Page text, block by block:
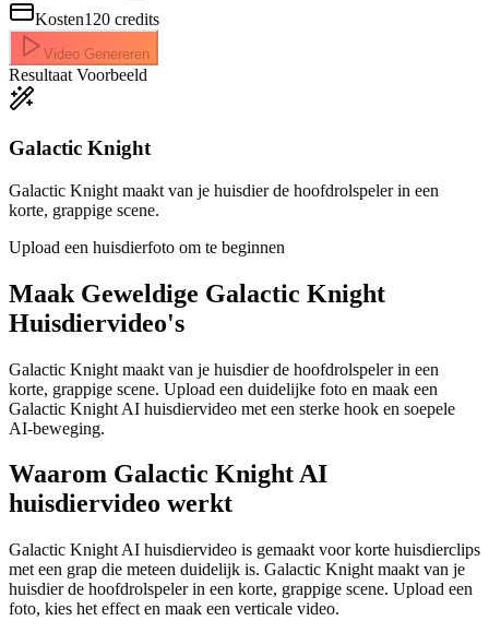
Kosten120 credits
Video Genereren
Resultaat Voorbeeld
Galactic Knight
Galactic Knight maakt van je huisdier de hoofdrolspeler in een
korte, grappige scene.
Upload een huisdierfoto om te beginnen
Maak Geweldige Galactic Knight
Huisdiervideo's
Galactic Knight maakt van je huisdier de hoofdrolspeler in een
korte, grappige scene. Upload een duidelijke foto en maak een
Galactic Knight AI huisdiervideo met een sterke hook en soepele
AI-beweging.
Waarom Galactic Knight AI
huisdiervideo werkt
Galactic Knight AI huisdiervideo is gemaakt voor korte huisdierclips
met een grap die meteen duidelijk is. Galactic Knight maakt van je
huisdier de hoofdrolspeler in een korte, grappige scene. Upload een
foto, kies het effect en maak een verticale video.